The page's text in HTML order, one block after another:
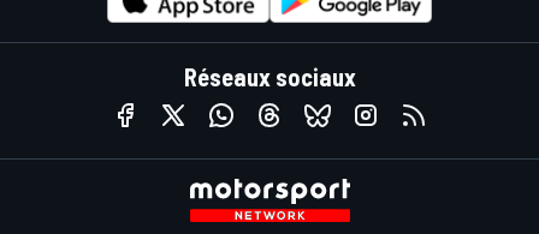
Réseaux sociaux